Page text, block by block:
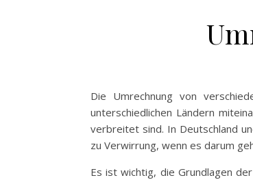
Die Umrechnung von
unterschiedlichen Ländern
verbreitet sind. In Deutschland
zu Verwirrung, wenn es darum
Es ist wichtig, die Grundlagen